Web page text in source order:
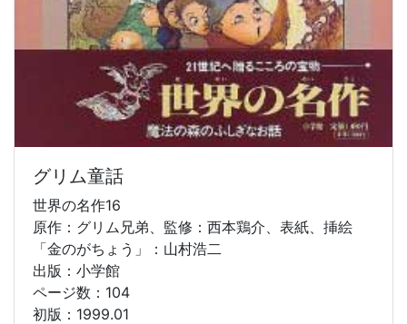
グリム童話
世界の名作16
原作：グリム兄弟、監修：西本鶏介、表紙、挿絵
「金のがちょう」：山村浩二
出版：小学館
ページ数：104
初版：1999.01